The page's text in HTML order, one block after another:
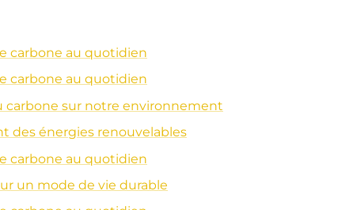
carbone au quotidien
carbone au quotidien
carbone sur notre environnement
des énergies renouvelables
carbone au quotidien
un mode de vie durable